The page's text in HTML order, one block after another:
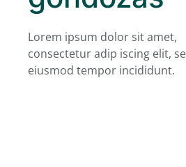
Lorem ipsum dolor sit amet,
consectetur adip iscing elit,
eiusmod tempor incididunt.